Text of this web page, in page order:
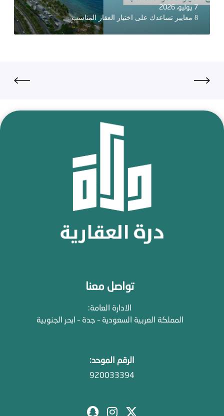
7 يوليو، 2026
8 معايير تساعدك على اختيار العقار المناسب
تواصل معنا
الادارة العامة:
المملكة العربية السعودية – جدة – ابحر الجنوبية
الرقم الموحد:
920033394